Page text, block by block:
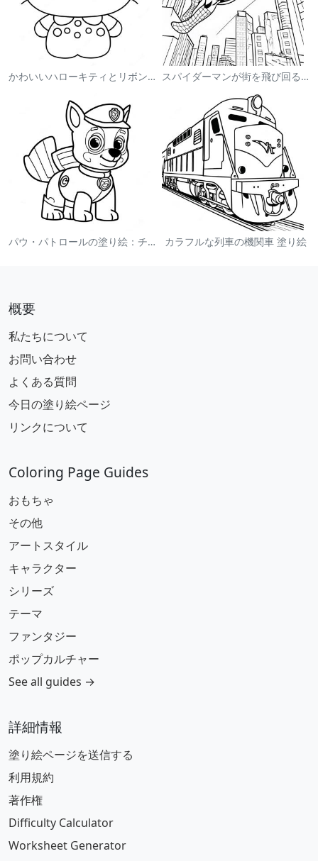
かわいいハローキティとリボンの塗り絵 スパイダーマンが街を飛び回る塗り絵
パウ・パトロールの塗り絵：チェイス カラフルな列車の機関車 塗り絵
概要
私たちについて
お問い合わせ
よくある質問
今日の塗り絵ページ
リンクについて
Coloring Page Guides
おもちゃ
その他
アートスタイル
キャラクター
シリーズ
テーマ
ファンタジー
ポップカルチャー
See all guides →
詳細情報
塗り絵ページを送信する
利用規約
著作権
Difficulty Calculator
Worksheet Generator